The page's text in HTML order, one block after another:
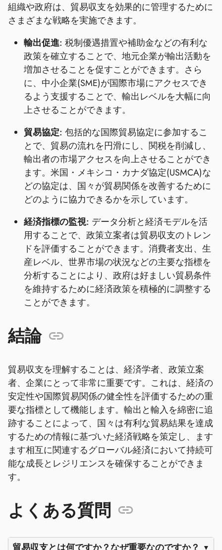
組織や政府は、貿易収支を効果的に管理するために
さまざまな戦略を実施できます。
輸出促進: 税制優遇措置や補助金などの有利な
政策を確立することで、地元企業が輸出活動を
増加させることを促すことができます。さら
に、中小企業(SME)が国際市場にアクセスでき
るよう支援することで、輸出レベルを大幅に向
上させることができます。
貿易協定: 包括的な国際貿易協定に参加するこ
とで、貿易の流れを円滑にし、関税を削減し、
輸出者の市場アクセスを向上させることができ
ます。米国・メキシコ・カナダ協定(USMCA)な
どの協定は、国々が貿易関係を改善するために
どのように協力できるかを示しています。
経済指標の監視: データ分析と経済モデルを活
用することで、政策立案者は貿易収支のトレン
ドを評価することができます。消費者支出、生
産レベル、世界市場の状況などの主要な指標を
分析することにより、政府は好ましい貿易条件
を維持するために経済政策を積極的に調整する
ことができます。
結論
貿易収支を理解することは、経済学者、政策立案
者、企業にとって非常に重要です。これは、経済の
安定性や国際貿易関係の健全性を評価するための重
要な指標として機能します。輸出と輸入を綿密に追
跡することによって、国々は有利な貿易結果を達成
するための情報に基づいた経済戦略を策定し、ます
ます相互に関連するグローバル経済において持続可
能な成長とレジリエンスを確保することができま
す。
よくある質問